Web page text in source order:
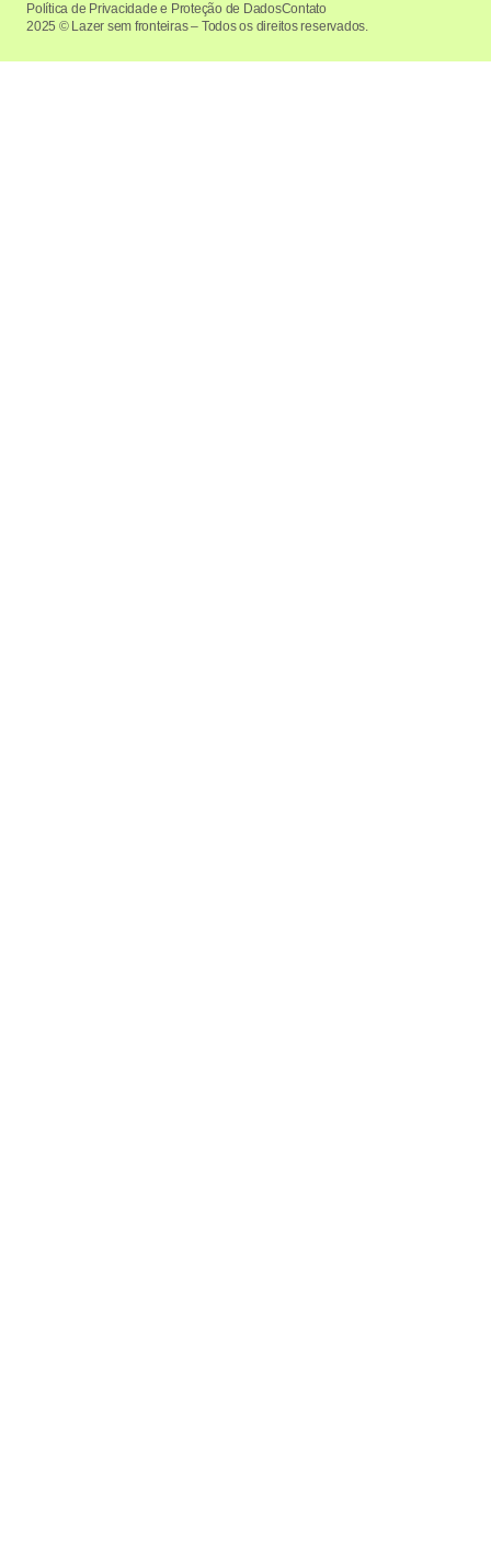
2025 © Lazer sem fronteiras – Todos os direitos reservados.
Política de Privacidade e Proteção de DadosContato